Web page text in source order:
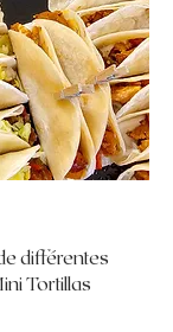
différentes
Tortillas